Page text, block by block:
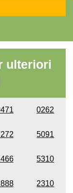
ulteriori
0262
5091
5310
2310